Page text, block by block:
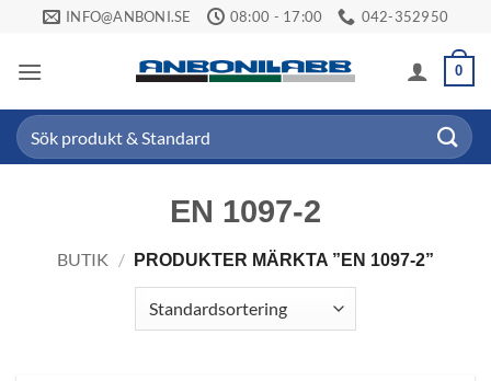
content
INFO@ANBONI.SE 08:00 - 17:00 042-352950
0
Sök
efter:
EN 1097-2
BUTIK / PRODUKTER MÄRKTA ”EN 1097-2”